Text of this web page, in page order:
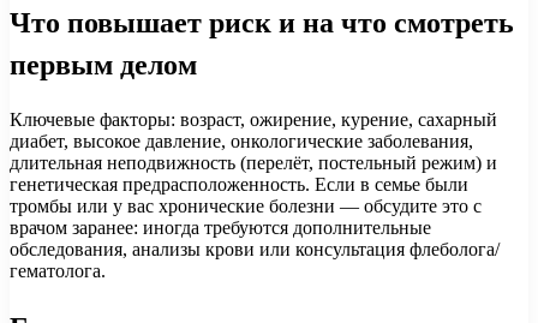
Что повышает риск и на что смотреть
первым делом
Ключевые факторы: возраст, ожирение, курение, сахарный
диабет, высокое давление, онкологические заболевания,
длительная неподвижность (перелёт, постельный режим) и
генетическая предрасположенность. Если в семье были
тромбы или у вас хронические болезни — обсудите это с
врачом заранее: иногда требуются дополнительные
обследования, анализы крови или консультация флеболога/
гематолога.